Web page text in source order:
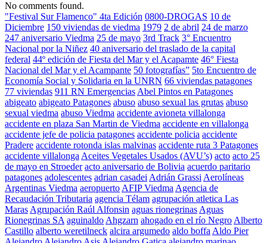
No comments found.
"Festival Sur Flamenco" 4ta Edición 0800-DROGAS 10 de
Diciembre 150 viviendas de viedma 1979 2 de abril 24 de marzo
247 aniversario Viedma 25 de mayo 3rd Track 3° Encuentro
Nacional por la Niñez 40 aniversario del traslado de la capital
federal 44º edición de Fiesta del Mar y el Acapamte 46° Fiesta
Nacional del Mar y el Acampante 50 fotografías” 5to Encuentro de
Economía Social y Solidaria en la UNRN 66 viviendas patagones
77 viviendas 911 RN Emergencias Abel Pintos en Patagones
abigeato abigeato Patagones abuso abuso sexual las grutas abuso
sexual viedma abuso Viedma accidente avioneta villalonga
accidente en plaza San Martin de Viedma accidente en villalonga
accidente jefe de policia patagones accidente policia accidente
Pradere accidente rotonda islas malvinas accidente ruta 3 Patagones
accidente villalonga Aceites Vegetales Usados (AVU’s) acto acto 25
de mayo en Stroeder acto aniversario de Bolivia acuerdo paritario
patagones adolescentes adrian casadei Adrián Grassi Aerolíneas
Argentinas Viedma aeropuerto AFIP Viedma Agencia de
Recaudación Tributaria agencia Télam agrupación atletica Las
Maras Agrupación Raúl Alfonsin aguas rionegrinas Aguas
Rionegrinas SA aguinaldo Ahgzarn ahogado en el río Negro Alberto
Castillo alberto weretilneck alcira argumedo aldo boffa Aldo Pier